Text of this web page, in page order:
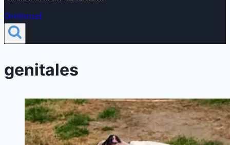
Groleros!
genitales